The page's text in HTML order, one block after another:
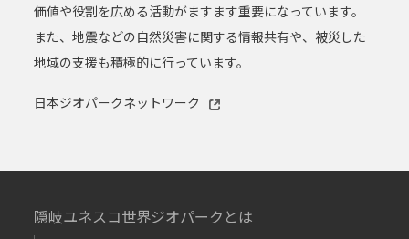
価値や役割を広める活動がますます重要になっています。
また、地震などの自然災害に関する情報共有や、被災した
地域の支援も積極的に行っています。
日本ジオパークネットワーク
隠岐ユネスコ世界ジオパークとは